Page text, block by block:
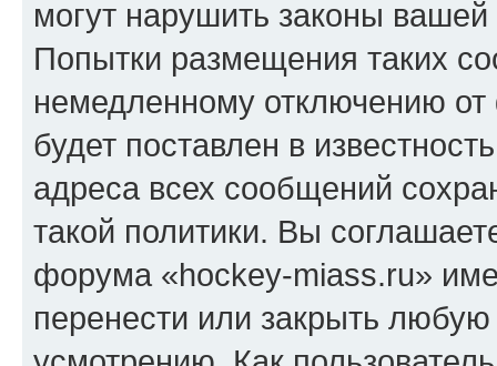
могут нарушить законы
Попытки размещения таких
немедленному отключению
будет поставлен в
адреса всех сообщений
такой политики. Вы
форума «hockey-miass.ru»
перенести или закрыть